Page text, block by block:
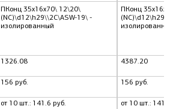
ПКонц 35x16x70\ 12\20\
(NC)\d12\h29\\2C\ASW-19\ -
изолированный
1326.08
156 руб.
от 10 шт.: 141.6 руб.
ПКонц
4387.20
156 руб.
от 10 шт.: